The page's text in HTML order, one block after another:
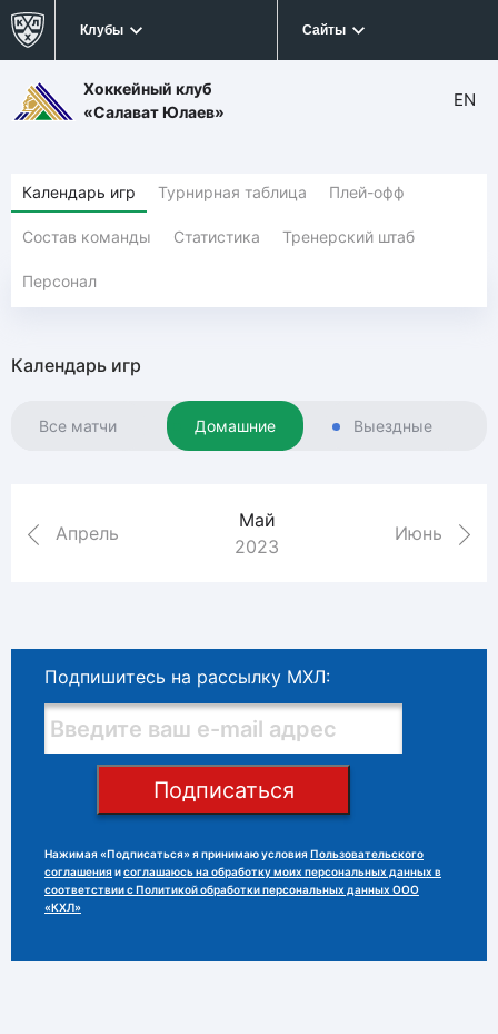
Клубы Сайты
Хоккейный клуб
«Салават Юлаев»
EN
Календарь игр Турнирная таблица Плей-офф
Состав команды Статистика Тренерский штаб
Персонал
Календарь игр
Все матчи Домашние Выездные
Апрель
Май
2023
Июнь
Подпишитесь на рассылку МХЛ:
Подписаться
Нажимая «Подписаться» я принимаю условия Пользовательского
соглашения исоглашаюсь на обработку моих персональных данных в
соответствии с Политикой обработки персональных данных ООО
«КХЛ»